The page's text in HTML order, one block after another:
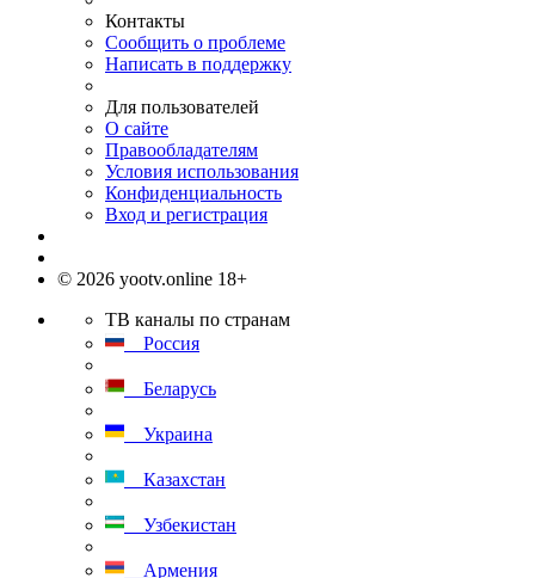
Контакты
Сообщить о проблеме
Написать в поддержку
Для пользователей
О сайте
Правообладателям
Условия использования
Конфиденциальность
Вход и регистрация
© 2026 yootv.online 18+
ТВ каналы по странам
Россия
Беларусь
Украина
Казахстан
Узбекистан
Армения